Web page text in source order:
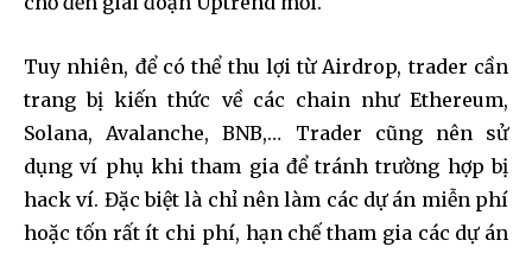
Tuy nhiên, để có thể thu lợi từ Airdrop, trader cần
trang bị kiến thức về các chain như Ethereum,
Solana, Avalanche, BNB,… Trader cũng nên sử
dụng ví phụ khi tham gia để tránh trường hợp bị
hack ví. Đặc biệt là chỉ nên làm các dự án miễn phí
hoặc tốn rất ít chi phí, hạn chế tham gia các dự án